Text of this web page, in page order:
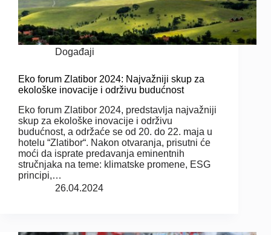
Događaji
Eko forum Zlatibor 2024: Najvažniji skup za
ekološke inovacije i održivu budućnost
Eko forum Zlatibor 2024, predstavlja najvažniji
skup za ekološke inovacije i održivu
budućnost, a održaće se od 20. do 22. maja u
hotelu “Zlatibor“. Nakon otvaranja, prisutni će
moći da isprate predavanja eminentnih
stručnjaka na teme: klimatske promene, ESG
principi,…
26.04.2024